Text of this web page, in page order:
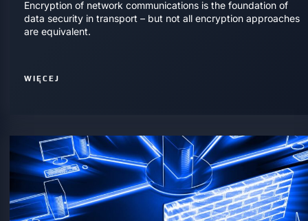
Encryption of network communications is the foundation of
data security in transport – but not all encryption approaches
are equivalent.
WIĘCEJ